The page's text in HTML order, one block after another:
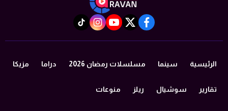
facebook
twitter
youtube
instagram
tiktok
الرئيسية سينما مسلسلات رمضان 2026 دراما مزيكا
تقارير سوشيال ريلز منوعات